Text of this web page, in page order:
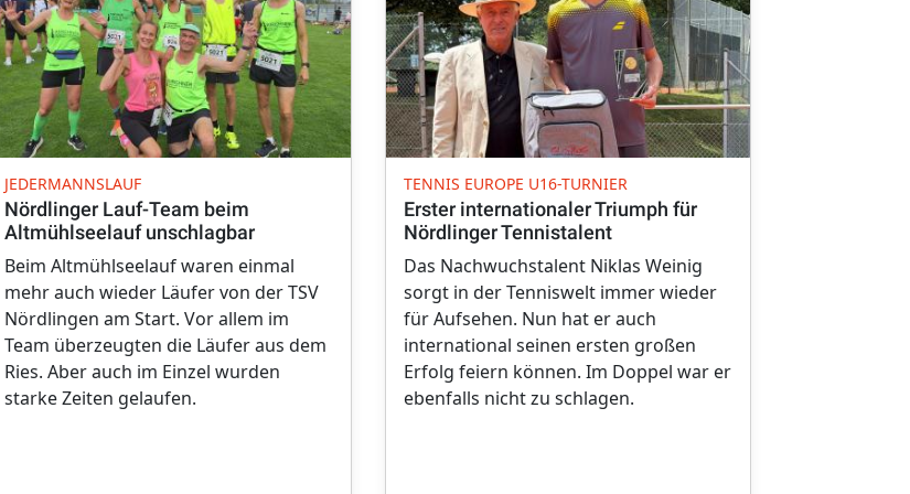
JEDERMANNSLAUF
Nördlinger Lauf-Team beim
Altmühlseelauf unschlagbar
Beim Altmühlseelauf waren einmal
mehr auch wieder Läufer von der TSV
Nördlingen am Start. Vor allem im
Team überzeugten die Läufer aus dem
Ries. Aber auch im Einzel wurden
starke Zeiten gelaufen.
TENNIS EUROPE U16-TURNIER
Erster internationaler Triumph für
Nördlinger Tennistalent
Das Nachwuchstalent Niklas Weinig
sorgt in der Tenniswelt immer wieder
für Aufsehen. Nun hat er auch
international seinen ersten großen
Erfolg feiern können. Im Doppel war er
ebenfalls nicht zu schlagen.